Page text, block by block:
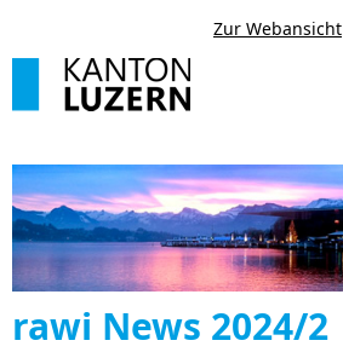
Zur Webansicht
rawi News 2024/2